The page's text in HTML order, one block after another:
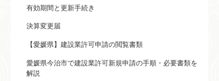
有効期間と更新手続き
決算変更届
【愛媛県】建設業許可申請の閲覧書類
愛媛県今治市で建設業許可新規申請の手順・必要書類を
解説